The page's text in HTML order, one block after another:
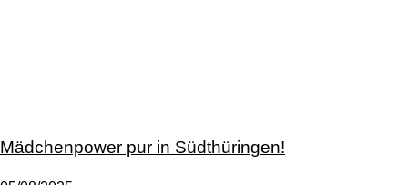
Mädchenpower pur in Südthüringen!